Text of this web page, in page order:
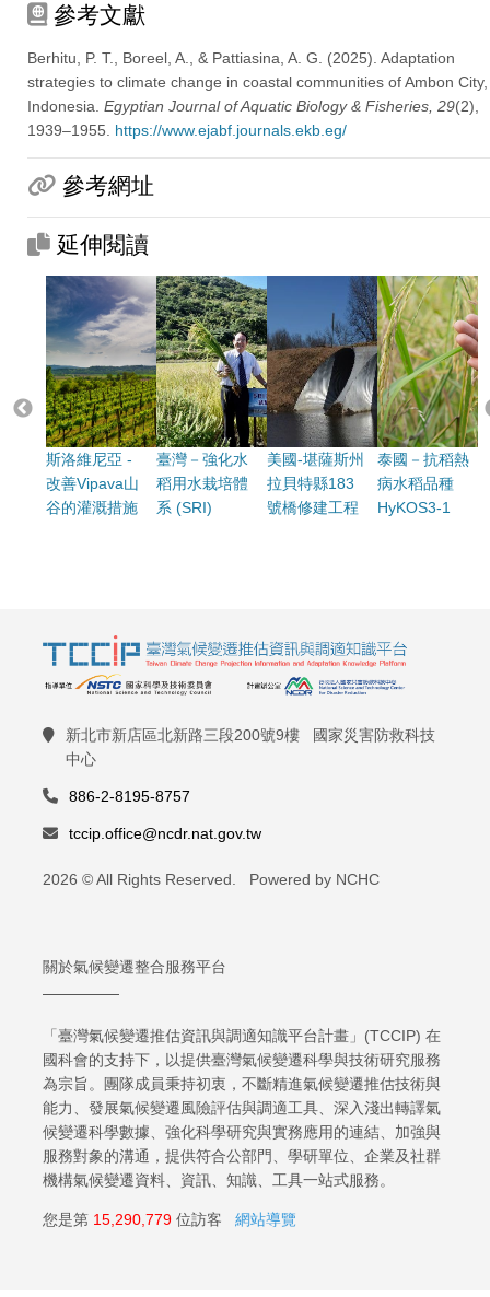
參考文獻
Berhitu, P. T., Boreel, A., & Pattiasina, A. G. (2025). Adaptation
strategies to climate change in coastal communities of Ambon City,
Indonesia. Egyptian Journal of Aquatic Biology & Fisheries, 29(2),
1939–1955. https://www.ejabf.journals.ekb.eg/
參考網址
延伸閱讀
斯洛維尼亞 -
改善Vipava山
谷的灌溉措施
臺灣－強化水
稻用水栽培體
系 (SRI)
美國-堪薩斯州
拉貝特縣183
號橋修建工程
泰國－抗稻熱
病水稻品種
HyKOS3-1
新北市新店區北新路三段200號9樓 國家災害防救科技
中心
886-2-8195-8757
tccip.office@ncdr.nat.gov.tw
2026 © All Rights Reserved. Powered by NCHC
關於氣候變遷整合服務平台
「臺灣氣候變遷推估資訊與調適知識平台計畫」(TCCIP) 在
國科會的支持下，以提供臺灣氣候變遷科學與技術研究服務
為宗旨。團隊成員秉持初衷，不斷精進氣候變遷推估技術與
能力、發展氣候變遷風險評估與調適工具、深入淺出轉譯氣
候變遷科學數據、強化科學研究與實務應用的連結、加強與
服務對象的溝通，提供符合公部門、學研單位、企業及社群
機構氣候變遷資料、資訊、知識、工具一站式服務。
您是第 15,290,779 位訪客 網站導覽